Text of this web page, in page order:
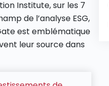
Institute, sur les 7
de l’analyse ESG,
est emblématique
leur source dans